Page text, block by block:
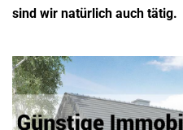
sind wir natürlich auch tätig.